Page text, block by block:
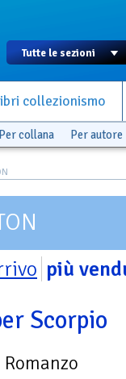
collezionismo
Per collana Per autore
più
Scorpio
| Romanzo